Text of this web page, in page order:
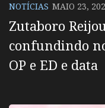
NOTÍCIAS MAIO 23,
Zutaboro
confundindo
OP e ED e data